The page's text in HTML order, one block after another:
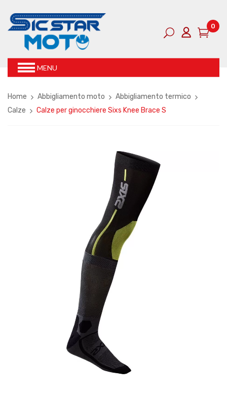
0
MENU
Home Abbigliamento moto
Abbigliamento termico
Calze
Calze per ginocchiere Sixs Knee Brace S